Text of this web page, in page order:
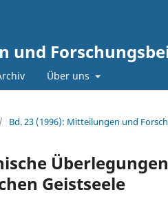
und
Über uns
/ Bd. 23 (1996): Mitteilungen und
Geistseele